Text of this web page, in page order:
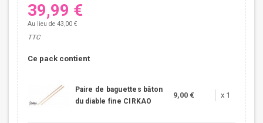
39,99 €
Au lieu de 43,00 €
TTC
Ce pack contient
Paire de baguettes bâton
du diable fine CIRKAO
9,00 € x 1